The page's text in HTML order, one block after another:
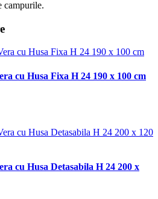
campurile.
cu Husa Fixa H 24 190 x 100 cm
cu Husa Detasabila H 24 200 x